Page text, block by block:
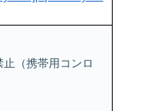
止（携帯用コンロ